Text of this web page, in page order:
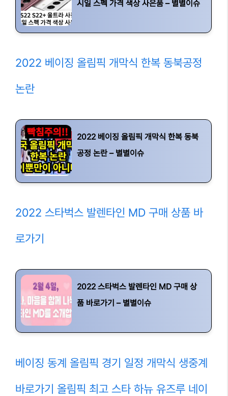
시일 스펙 가격 색상 사은품 – 별별이슈
2022 베이징 올림픽 개막식 한복 동북공정
논란
2022 베이징 올림픽 개막식 한복 동북
공정 논란 – 별별이슈
2022 스타벅스 발렌타인 MD 구매 상품 바
로가기
2022 스타벅스 발렌타인 MD 구매 상
품 바로가기 – 별별이슈
베이징 동계 올림픽 경기 일정 개막식 생중계
바로가기 올림픽 최고 스타 하뉴 유즈루 네이